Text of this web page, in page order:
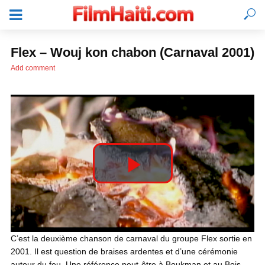
SE CONNECTER
Flex – Wouj kon chabon (Carnaval 2001)
Add comment
P
l
C’est la deuxième chanson de carnaval du groupe Flex sortie en
2001. Il est question de braises ardentes et d’une cérémonie